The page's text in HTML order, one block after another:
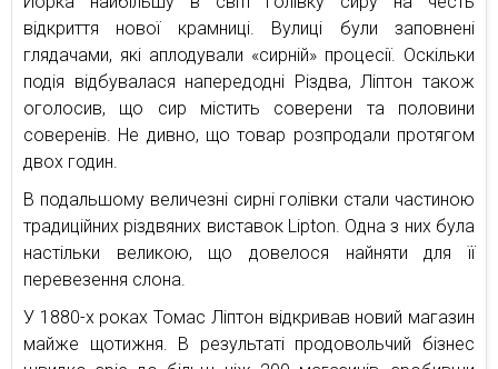
відкриття нової крамниці. Вулиці були заповнені
глядачами, які аплодували «сирній» процесії. Оскільки
подія відбувалася напередодні Різдва, Ліптон також
оголосив, що сир містить соверени та половини
соверенів. Не дивно, що товар розпродали протягом
двох годин.
В подальшому величезні сирні голівки стали частиною
традиційних різдвяних виставок Lipton. Одна з них була
настільки великою, що довелося найняти для її
перевезення слона.
У 1880-х роках Томас Ліптон відкривав новий магазин
майже щотижня. В результаті продовольчий бізнес